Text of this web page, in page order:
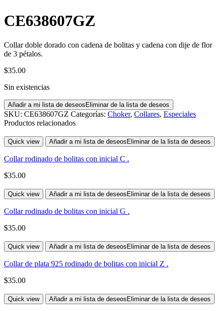
CE638607GZ
Collar doble dorado con cadena de bolitas y cadena con dije de flor
de 3 pétalos.
$35.00
Sin existencias
Añadir a mi lista de deseos Eliminar de la lista de deseos
SKU: CE638607GZ Categorías: Choker, Collares, Especiales
Productos relacionados
Quick view Añadir a mi lista de deseos Eliminar de la lista de deseos
Collar rodinado de bolitas con inicial C .
$35.00
Quick view Añadir a mi lista de deseos Eliminar de la lista de deseos
Collar rodinado de bolitas con inicial G .
$35.00
Quick view Añadir a mi lista de deseos Eliminar de la lista de deseos
Collar de plata 925 rodinado de bolitas con inicial Z .
$35.00
Quick view Añadir a mi lista de deseos Eliminar de la lista de deseos